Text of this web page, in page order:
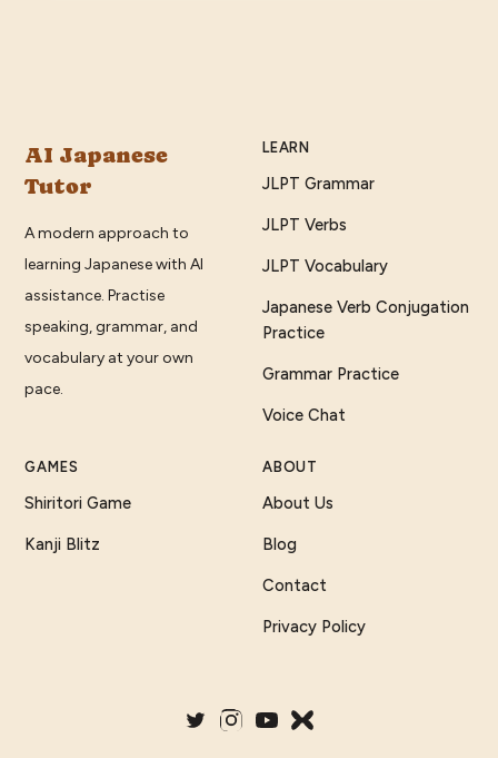
AI Japanese
Tutor
A modern approach to
learning Japanese with AI
assistance. Practise
speaking, grammar, and
vocabulary at your own
pace.
LEARN
JLPT Grammar
JLPT Verbs
JLPT Vocabulary
Japanese Verb Conjugation
Practice
Grammar Practice
Voice Chat
GAMES
Shiritori Game
Kanji Blitz
ABOUT
About Us
Blog
Contact
Privacy Policy